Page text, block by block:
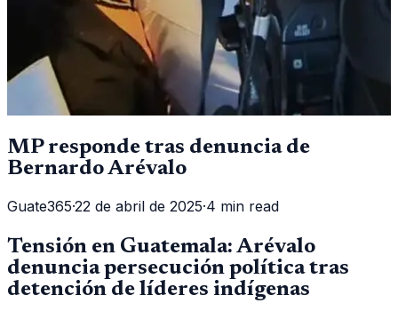
MP responde tras denuncia de
Bernardo Arévalo
Guate365·22 de abril de 2025·4 min read
Tensión en Guatemala: Arévalo
denuncia persecución política tras
detención de líderes indígenas